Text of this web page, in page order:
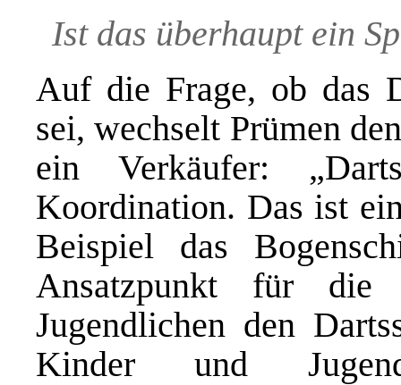
Ist das überhaupt ein
Auf die Frage, ob das
sei, wechselt Prümen
ein Verkäufer:
Koordination. Das ist
Beispiel das
Ansatzpunkt für die
Jugendlichen den
Kinder und